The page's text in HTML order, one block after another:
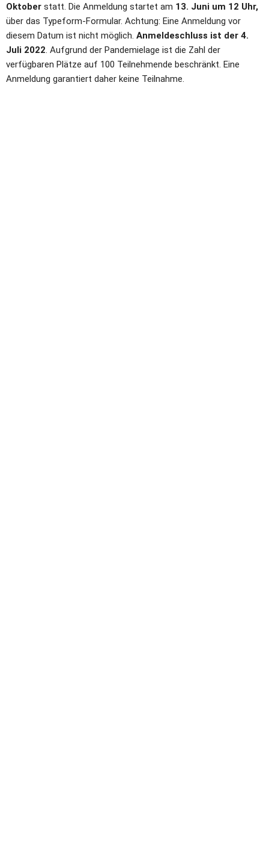
Oktober statt. Die Anmeldung startet am 13. Juni um 12 Uhr,
über das Typeform-Formular. Achtung: Eine Anmeldung vor
diesem Datum ist nicht möglich. Anmeldeschluss ist der 4.
Juli 2022. Aufgrund der Pandemielage ist die Zahl der
verfügbaren Plätze auf 100 Teilnehmende beschränkt. Eine
Anmeldung garantiert daher keine Teilnahme.